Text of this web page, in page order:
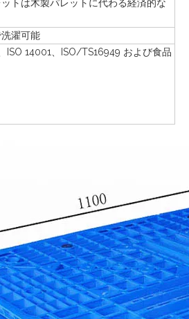
は木製パレットに代わる経済的な
濯可能
14001、ISO/TS16949 および食品